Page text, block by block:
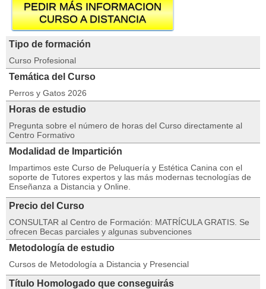
PEDIR MÁS INFORMACION
CURSO A DISTANCIA
Tipo de formación
Curso Profesional
Temática del Curso
Perros y Gatos 2026
Horas de estudio
Pregunta sobre el número de horas del Curso directamente al
Centro Formativo
Modalidad de Impartición
Impartimos este Curso de Peluquería y Estética Canina con el
soporte de Tutores expertos y las más modernas tecnologías de
Enseñanza a Distancia y Online.
Precio del Curso
CONSULTAR al Centro de Formación: MATRÍCULA GRATIS. Se
ofrecen Becas parciales y algunas subvenciones
Metodología de estudio
Cursos de Metodología a Distancia y Presencial
Título Homologado que conseguirás